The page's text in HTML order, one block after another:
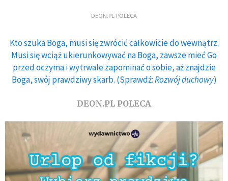
DEON.PL POLECA
Kto szuka Boga, musi się zwrócić całkowicie do wewnątrz.
Musi się wciąż ukierunkowywać na Boga, zawsze mieć Go
przed oczyma i wytrwale zapominać o sobie, aż znajdzie
Boga, swój prawdziwy skarb. (Sprawdź:Rozwój duchowy)
DEON.PL POLECA